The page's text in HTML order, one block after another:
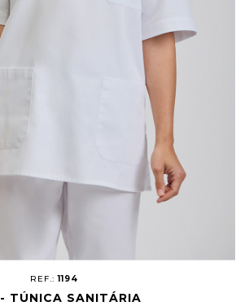
REF.:1194
TÚNICA SANITÁRIA